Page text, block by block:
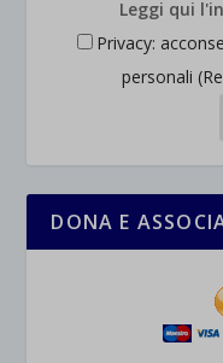
Leggi qui
Privacy:
personali
DONA E